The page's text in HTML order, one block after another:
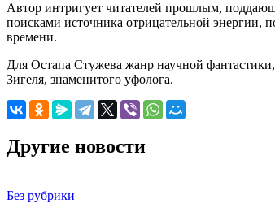
Автор интригует читателей прошлым,
поисками источника отрицательной энергии,
времени.
Для Остапа Стужева жанр научной
Зигеля, знаменитого уфолога.
Другие новости
Без рубрики